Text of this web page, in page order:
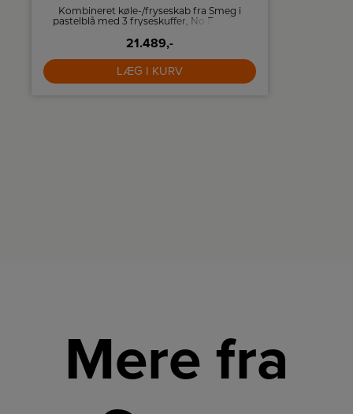
Kombineret køle-/fryseskab fra Smeg i
pastelblå med 3 fryseskuffer, No Frost og
21.489,-
LÆG I KURV
Mere fra